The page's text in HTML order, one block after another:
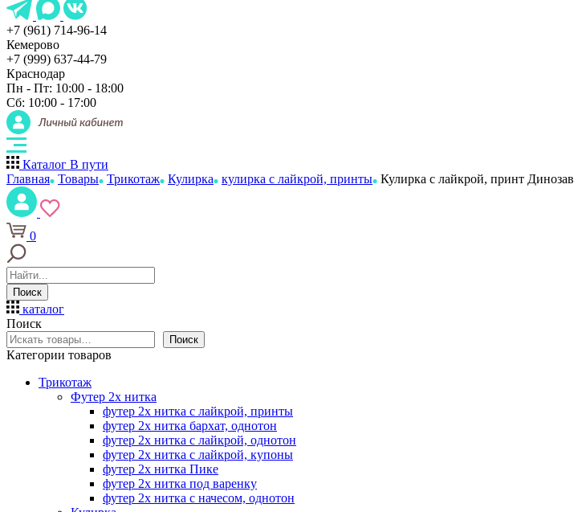
+7 (961) 714-96-14
Кемерово
+7 (999) 637-44-79
Краснодар
Пн - Пт: 10:00 - 18:00
Сб: 10:00 - 17:00
Каталог В пути
Главная Товары Трикотаж Кулирка кулирка с лайкрой, принты Кулирка с лайкрой, принт
0
Поиск
каталог
Поиск
Поиск
Категории товаров
Трикотаж
Футер 2х нитка
футер 2х нитка с лайкрой, принты
футер 2х нитка бархат, однотон
футер 2х нитка с лайкрой, однотон
футер 2х нитка с лайкрой, купоны
футер 2х нитка Пике
футер 2х нитка под варенку
футер 2х нитка с начесом, однотон